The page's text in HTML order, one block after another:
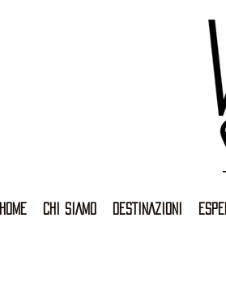
HOME CHI SIAMO DESTINAZIONI